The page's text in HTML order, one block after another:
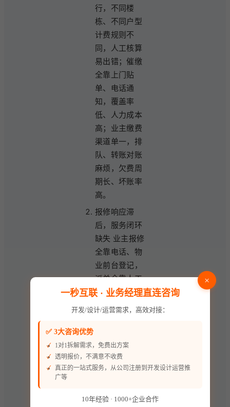
行，不同楼
栋、不同户型
计费规则不
同，人工核算
易出错；催缴
全靠上门贴
单、电话通
知，覆盖率
低、人力成本
高；业主缴费
渠道单一，排
队、转账对账
麻烦，欠费周
期长、坏账率
高。
报修响应滞
后，服务闭环
缺失 业主报修
全靠电话、物
业前台登记，
派单全靠人工
通知工程人
员，过程无追
修完成无验
收、无评价，
服务质量不可
修、推诿责任
×
一秒互联 · 业务经理直连咨询
开发/设计/运营需求，高效对接：
✅ 3大咨询优势
1对1拆解需求，免费出方案
透明报价，不满意不收费
真正的一站式服务，从公司注册到开发设计运营推
广等
10年经验 · 1000+企业合作